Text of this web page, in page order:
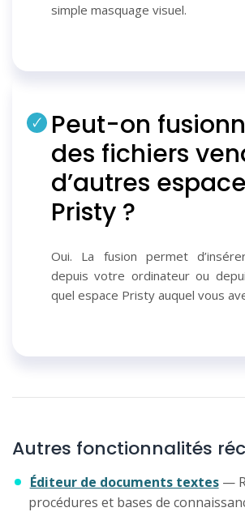
simple masquage visuel.
Peut-on
des fichiers
d’autres
Pristy ?
Oui. La fusion permet
depuis votre ordinateur ou
quel espace Pristy auquel vous
Autres fonctionnalités
Éditeur de documents textes —
procédures et bases de